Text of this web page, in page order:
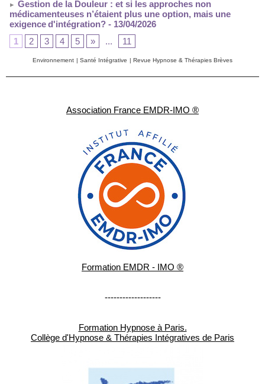
Association France EMDR-IMO ®
Formation EMDR - IMO ®
-------------------
Formation Hypnose à Paris.
Collège d'Hypnose & Thérapies Intégratives de Paris
Gestion de la Douleur : et si les approches non
médicamenteuses n’étaient plus une option, mais une
exigence d'intégration? - 13/04/2026
1
2 3 4 5 » ... 11
Environnement | Santé Intégrative | Revue Hypnose & Thérapies Brèves